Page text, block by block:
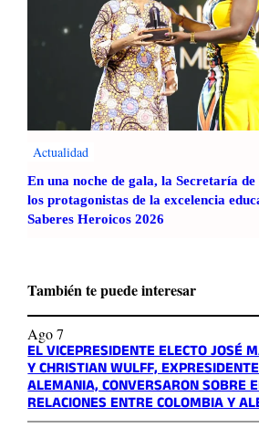
Actualidad
En una noche de gala, la Secretaría
los protagonistas de la excelencia
Saberes Heroicos 2026
También te puede interesar
Ago 7
EL VICEPRESIDENTE ELECTO JOSÉ
Y CHRISTIAN WULFF,
ALEMANIA, CONVERSARON SOBRE
RELACIONES ENTRE COLOMBIA Y